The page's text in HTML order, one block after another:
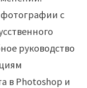
фотографии с
руководство
в Photoshop и